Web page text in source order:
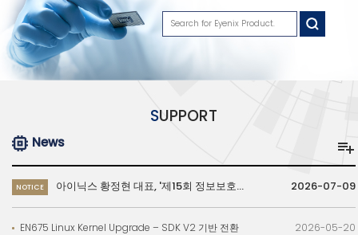
SUPPORT
News 
NOTICE 아이닉스 황정현 대표, '제15회 정보보호의 날' 대통령 표창 수상 2026-07-09
EN675 Linux Kernel Upgrade – SDK V2 기반 전환
2026-05-20